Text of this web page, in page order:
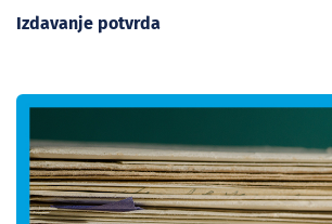
Izdavanje potvrda